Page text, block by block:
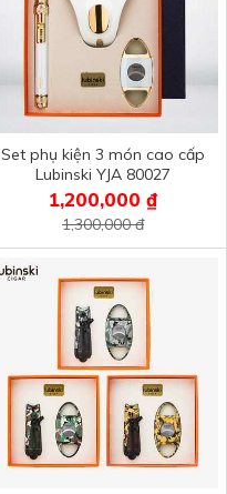
Set phụ kiện 3 món cao cấp
Lubinski YJA 80027
1,200,000 ₫
1,300,000 đ